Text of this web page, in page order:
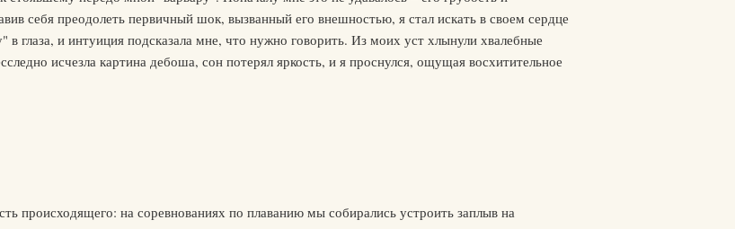
себя преодолеть первичный шок, вызванный его внешностью, я стал искать в своем сердце
в глаза, и интуиция подсказала мне, что нужно говорить. Из моих уст хлынули хвалебные
исчезла картина дебоша, сон потерял яркость, и я проснулся, ощущая восхитительное
происходящего: на соревнованиях по плаванию мы собирались устроить заплыв на